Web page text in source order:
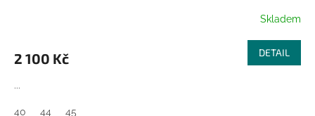
R
M
A
Skladem
2 100 Kč DETAIL
...
40 44 45